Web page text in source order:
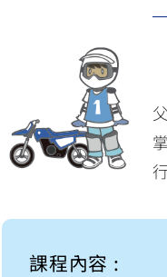
150
03
150
2.0
RS
125
課程內容 :